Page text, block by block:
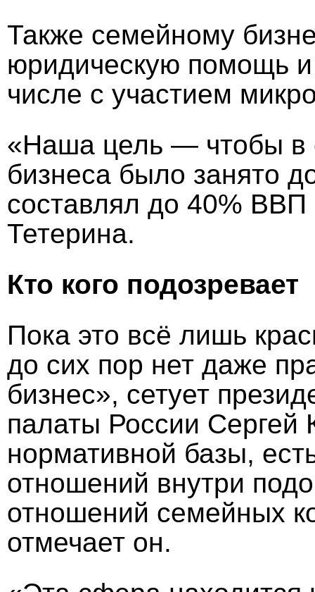
Также семейному
юридическую помощь
числе с участием
«Наша цель — чтобы в
бизнеса было занято
составлял до 40%
Тетерина.
Кто кого подозревает
Пока это всё лишь
до сих пор нет даже
бизнес», сетует
палаты России Сергей
нормативной базы,
отношений внутри
отношений семейных
отмечает он.